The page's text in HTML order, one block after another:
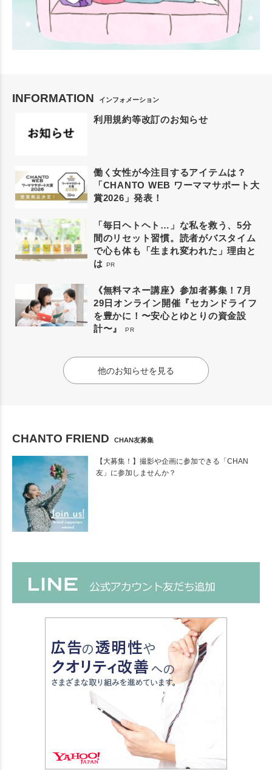
INFORMATION インフォメーション
利用規約等改訂のお知らせ
働く女性が今注目するアイテムは？
「CHANTO WEB ワーママサポート大
賞2026」発表！
「毎日ヘトヘト…」な私を救う、5分
間のリセット習慣。読者がバスタイム
で心も体も「生まれ変われた」理由と
は PR
《無料マネー講座》参加者募集！7月
29日オンライン開催『セカンドライフ
を豊かに！〜安心とゆとりの資金設
計〜』
PR
他のお知らせを見る
CHANTO FRIEND CHAN友募集
【大募集！】撮影や企画に参加できる「CHAN
友」に参加しませんか？